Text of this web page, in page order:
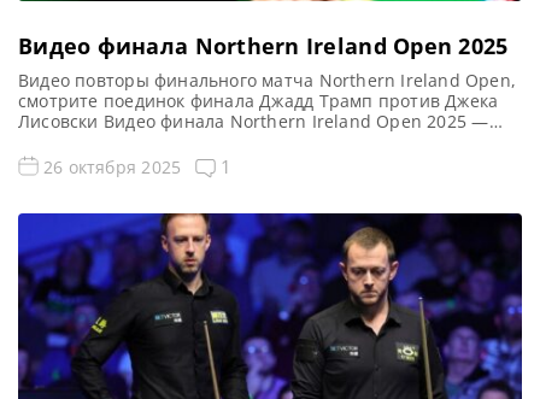
Видео финала Northern Ireland Open 2025
Видео повторы финального матча Northern Ireland Open,
смотрите поединок финала Джадд Трамп против Джека
Лисовски Видео финала Northern Ireland Open 2025 —
снукеру Northern Ireland Open 2025 в прямом эфире,
смотрите его в записи Видео матча Джадд Трамп — Джек
комментарии […]
26 октября 2025 1